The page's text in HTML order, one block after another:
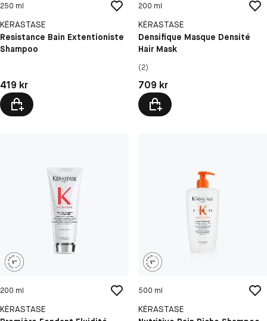
250 ml
KÉRASTASE
Resistance Bain Extentioniste
Shampoo
Pris: 419 kr
419 kr
200 ml
KÉRASTASE
Densifique Masque Densité
Hair Mask
(2)
Pris: 709 kr
709 kr
200 ml
KÉRASTASE
500 ml
KÉRASTASE